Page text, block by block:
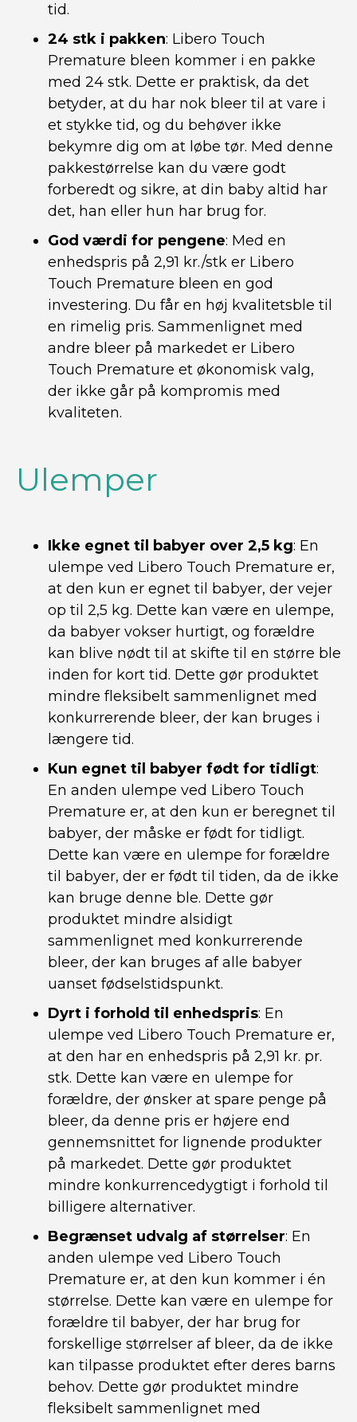
tid.
24 stk i pakken: Libero Touch
Premature bleen kommer i en pakke
med 24 stk. Dette er praktisk, da det
betyder, at du har nok bleer til at vare i
et stykke tid, og du behøver ikke
bekymre dig om at løbe tør. Med denne
pakkestørrelse kan du være godt
forberedt og sikre, at din baby altid har
det, han eller hun har brug for.
God værdi for pengene: Med en
enhedspris på 2,91 kr./stk er Libero
Touch Premature bleen en god
investering. Du får en høj kvalitetsble til
en rimelig pris. Sammenlignet med
andre bleer på markedet er Libero
Touch Premature et økonomisk valg,
der ikke går på kompromis med
kvaliteten.
Ulemper
Ikke egnet til babyer over 2,5 kg: En
ulempe ved Libero Touch Premature er,
at den kun er egnet til babyer, der vejer
op til 2,5 kg. Dette kan være en ulempe,
da babyer vokser hurtigt, og forældre
kan blive nødt til at skifte til en større ble
inden for kort tid. Dette gør produktet
mindre fleksibelt sammenlignet med
konkurrerende bleer, der kan bruges i
længere tid.
Kun egnet til babyer født for tidligt:
En anden ulempe ved Libero Touch
Premature er, at den kun er beregnet til
babyer, der måske er født for tidligt.
Dette kan være en ulempe for forældre
til babyer, der er født til tiden, da de ikke
kan bruge denne ble. Dette gør
produktet mindre alsidigt
sammenlignet med konkurrerende
bleer, der kan bruges af alle babyer
uanset fødselstidspunkt.
Dyrt i forhold til enhedspris: En
ulempe ved Libero Touch Premature er,
at den har en enhedspris på 2,91 kr. pr.
stk. Dette kan være en ulempe for
forældre, der ønsker at spare penge på
bleer, da denne pris er højere end
gennemsnittet for lignende produkter
på markedet. Dette gør produktet
mindre konkurrencedygtigt i forhold til
billigere alternativer.
Begrænset udvalg af størrelser: En
anden ulempe ved Libero Touch
Premature er, at den kun kommer i én
størrelse. Dette kan være en ulempe for
forældre til babyer, der har brug for
forskellige størrelser af bleer, da de ikke
kan tilpasse produktet efter deres barns
behov. Dette gør produktet mindre
fleksibelt sammenlignet med